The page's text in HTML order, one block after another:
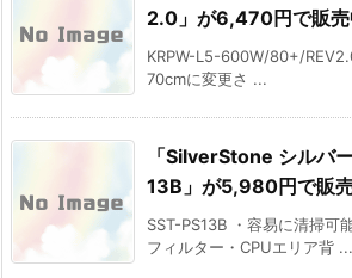
2.0」が6,470円で販売
KRPW-L5-600W/80+/
70cmに変更さ ...
「SilverStone シルバ
13B」が5,980円で販売
SST-PS13B ・容易に清掃可
フィルター・CPUエリア背 ...